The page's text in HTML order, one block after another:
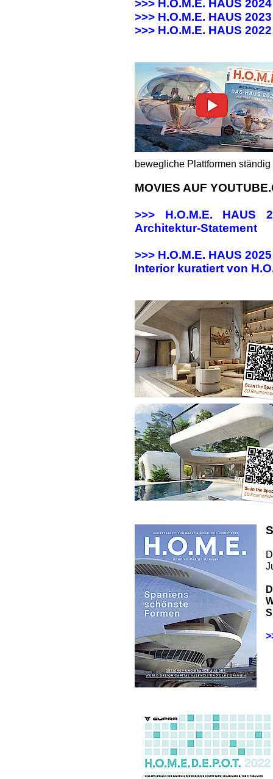
>>> H.O.M.E. HAUS
>>> H.O.M.E. HAUS
>>> H.O.M.E. HAUS
bewegliche Plattformen
MOVIES AUF
>>> H.O.M.E.
Architektur-Statement
>>> H.O.M.E. HAUS
Interior kuratiert von